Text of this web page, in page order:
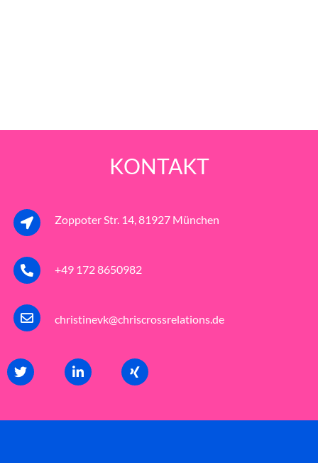
KONTAKT
Zoppoter Str. 14, 81927 München
+49 172 8650982
christinevk@chriscrossrelations.de